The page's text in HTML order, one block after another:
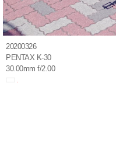
20200326
PENTAX K-30
30.00mm f/2.00